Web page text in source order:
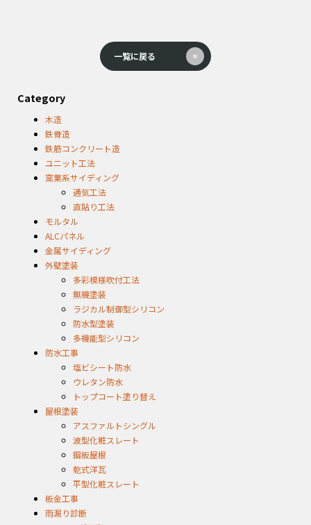
一覧に戻る
Category
木造
鉄骨造
鉄筋コンクリート造
ユニット工法
窯業系サイディング
通気工法
直貼り工法
モルタル
ALCパネル
金属サイディング
外壁塗装
多彩模様吹付工法
無機塗装
ラジカル制御型シリコン
防水型塗装
多機能型シリコン
防水工事
塩ビシート防水
ウレタン防水
トップコート塗り替え
屋根塗装
アスファルトシングル
波型化粧スレート
鋼板屋根
乾式洋瓦
平型化粧スレート
板金工事
雨漏り診断